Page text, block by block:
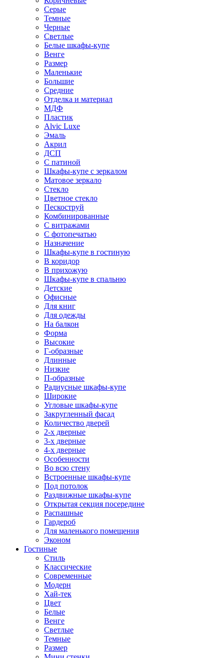
Серые
Темные
Черные
Светлые
Белые шкафы-купе
Венге
Размер
Маленькие
Большие
Средние
Отделка и материал
МДФ
Пластик
Alvic Luxe
Эмаль
Акрил
ДСП
С патиной
Шкафы-купе с зеркалом
Матовое зеркало
Стекло
Цветное стекло
Пескоструй
Комбинированные
С витражами
С фотопечатью
Назначение
Шкафы-купе в гостиную
В коридор
В прихожую
Шкафы-купе в спальню
Детские
Офисные
Для книг
Для одежды
На балкон
Форма
Высокие
Г-образные
Длинные
Низкие
П-образные
Радиусные шкафы-купе
Широкие
Угловые шкафы-купе
Закругленный фасад
Количество дверей
2-х дверные
3-х дверные
4-х дверные
Особенности
Во всю стену
Встроенные шкафы-купе
Под потолок
Раздвижные шкафы-купе
Открытая секция посередине
Распашные
Гардероб
Для маленького помещения
Эконом
Гостиные
Стиль
Классические
Современные
Модерн
Хай-тек
Цвет
Белые
Венге
Светлые
Темные
Размер